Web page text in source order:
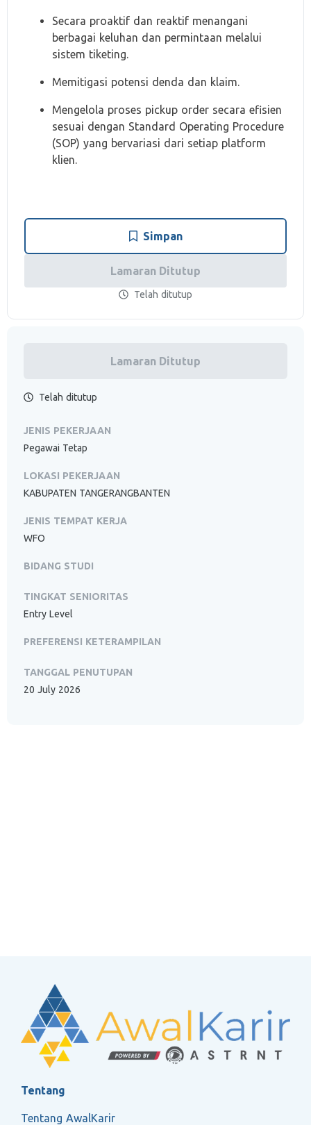
Secara proaktif dan reaktif menangani
berbagai keluhan dan permintaan melalui
sistem tiketing.
Memitigasi potensi denda dan klaim.
Mengelola proses pickup order secara efisien
sesuai dengan Standard Operating Procedure
(SOP) yang bervariasi dari setiap platform
klien.
Simpan
Lamaran Ditutup
Telah ditutup
Lamaran Ditutup
Telah ditutup
JENIS PEKERJAAN
Pegawai Tetap
LOKASI PEKERJAAN
KABUPATEN TANGERANGBANTEN
JENIS TEMPAT KERJA
WFO
BIDANG STUDI
TINGKAT SENIORITAS
Entry Level
PREFERENSI KETERAMPILAN
TANGGAL PENUTUPAN
20 July 2026
Tentang
Tentang AwalKarir